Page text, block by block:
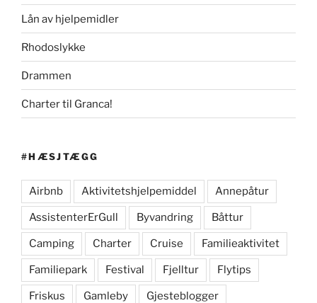
Lån av hjelpemidler
Rhodoslykke
Drammen
Charter til Granca!
#HÆSJTÆGG
Airbnb Aktivitetshjelpemiddel Annepåtur
AssistenterErGull Byvandring Båttur
Camping Charter Cruise Familieaktivitet
Familiepark Festival Fjelltur Flytips
Friskus Gamleby Gjesteblogger